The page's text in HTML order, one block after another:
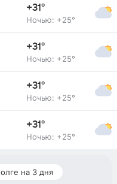
+31°
Ночью: +25°
+31°
Ночью: +25°
+31°
Ночью: +25°
+31°
Ночью: +25°
на 3 дня